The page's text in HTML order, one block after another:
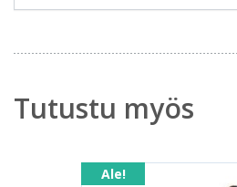
Tutustu myös
Ale!